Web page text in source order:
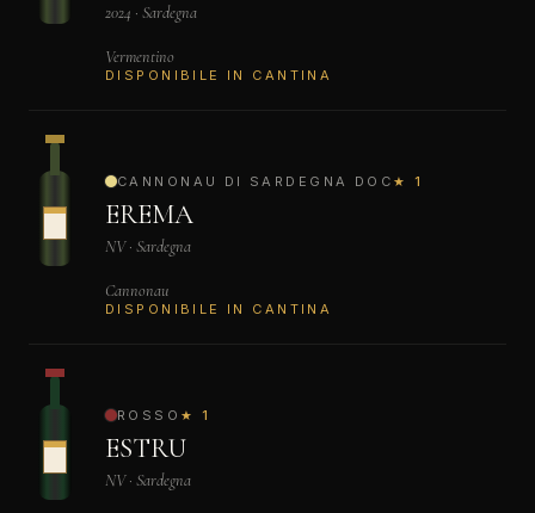
2024 · Sardegna
Vermentino
DISPONIBILE IN CANTINA
CANNONAU DI SARDEGNA DOC ★ 1
EREMA
NV · Sardegna
Cannonau
DISPONIBILE IN CANTINA
ROSSO ★ 1
ESTRU
NV · Sardegna